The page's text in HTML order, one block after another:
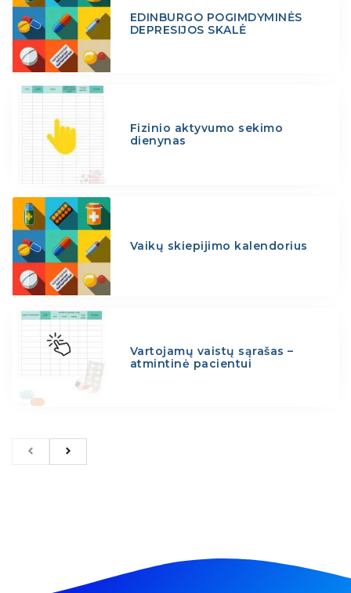
EDINBURGO POGIMDYMINĖS
DEPRESIJOS SKALĖ
Fizinio aktyvumo sekimo
dienynas
Vaikų skiepijimo kalendorius
Vartojamų vaistų sąrašas –
atmintinė pacientui